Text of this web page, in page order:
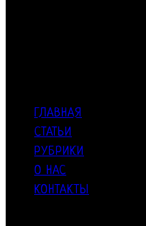
ГЛАВНАЯ
СТАТЬИ
РУБРИКИ
О НАС
КОНТАКТЫ